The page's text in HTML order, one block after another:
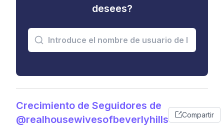
desees?
Crecimiento de Seguidores de
@realhousewivesofbeverlyhills
Compartir